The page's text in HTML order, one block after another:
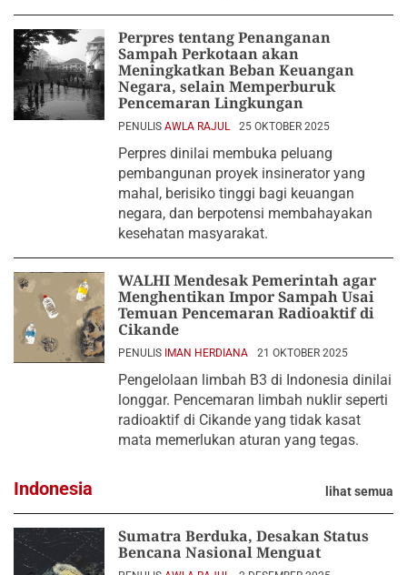
Perpres tentang Penanganan
Sampah Perkotaan akan
Meningkatkan Beban Keuangan
Negara, selain Memperburuk
Pencemaran Lingkungan
PENULIS AWLA RAJUL 25 OKTOBER 2025
Perpres dinilai membuka peluang
pembangunan proyek insinerator yang
mahal, berisiko tinggi bagi keuangan
negara, dan berpotensi membahayakan
kesehatan masyarakat.
WALHI Mendesak Pemerintah agar
Menghentikan Impor Sampah Usai
Temuan Pencemaran Radioaktif di
Cikande
PENULIS IMAN HERDIANA 21 OKTOBER 2025
Pengelolaan limbah B3 di Indonesia dinilai
longgar. Pencemaran limbah nuklir seperti
radioaktif di Cikande yang tidak kasat
mata memerlukan aturan yang tegas.
Indonesia lihat semua
Sumatra Berduka, Desakan Status
Bencana Nasional Menguat